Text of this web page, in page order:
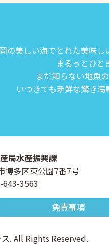
の美しい海でとれた美味し
まるっとひと
まだ知らない地魚
いつきても新鮮な驚き満
局水産振興課
多区東公園7番7号
643-3563
免責事項
. All Rights Reserved.